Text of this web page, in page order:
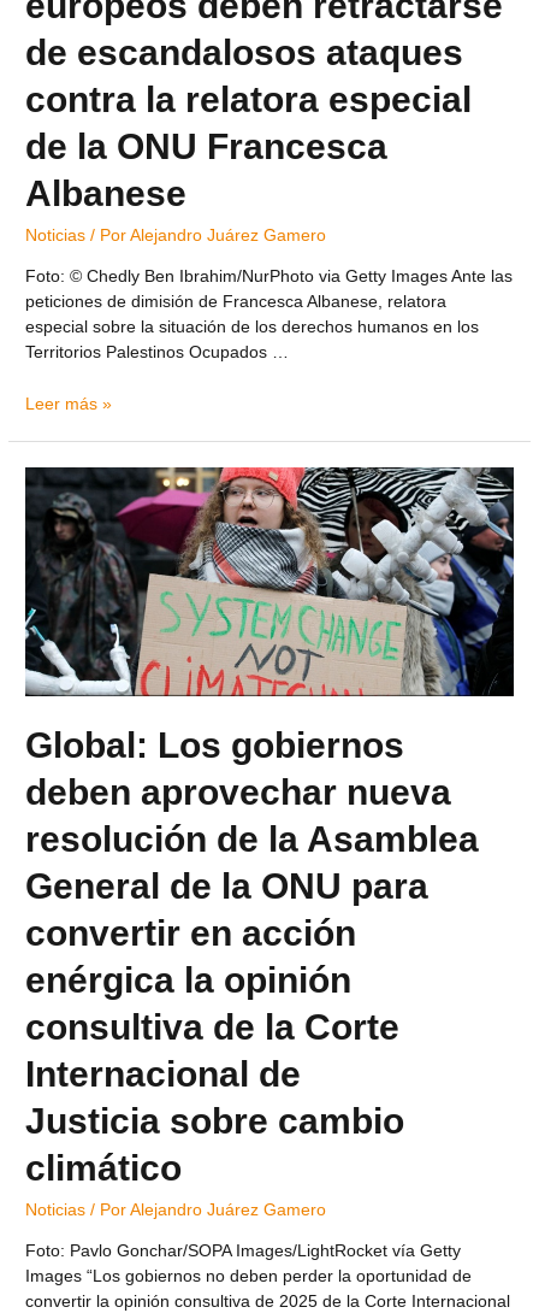
de escandalosos ataques
contra la relatora especial
de la ONU Francesca
Albanese
Noticias / PorAlejandro Juárez Gamero
Foto: © Chedly Ben Ibrahim/NurPhoto via Getty Images Ante las
peticiones de dimisión de Francesca Albanese, relatora
especial sobre la situación de los derechos humanos en los
Territorios Palestinos Ocupados …
Leer más »
Global: Los gobiernos
deben aprovechar nueva
resolución de la Asamblea
General de la ONU para
convertir en acción
enérgica la opinión
consultiva de la Corte
Internacional de
Justicia sobre cambio
climático
Noticias / PorAlejandro Juárez Gamero
Foto: Pavlo Gonchar/SOPA Images/LightRocket vía Getty
Images “Los gobiernos no deben perder la oportunidad de
convertir la opinión consultiva de 2025 de la Corte Internacional